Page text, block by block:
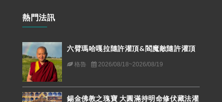
熱門法訊
六臂瑪哈嘎拉隨許灌頂&閻魔敵隨許灌頂
格魯 2026/08/18~2026/08/19
錫金佛教之瑰寶 大圓滿持明命修伏藏法灌